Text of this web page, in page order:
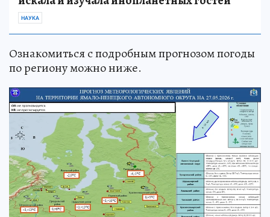
НАУКА
Ознакомиться с подробным прогнозом погоды
по региону можно ниже.